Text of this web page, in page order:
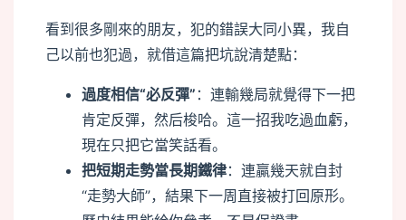
看到很多剛來的朋友，犯的錯誤大同小異，我自
己以前也犯過，就借這篇把坑說清楚點：
過度相信“必反彈” ：連輸幾局就覺得下一把
肯定反彈，然后梭哈。這一招我吃過血虧，
現在只把它當笑話看。
把短期走勢當長期鐵律：連贏幾天就自封
“走勢大師”，結果下一周直接被打回原形。